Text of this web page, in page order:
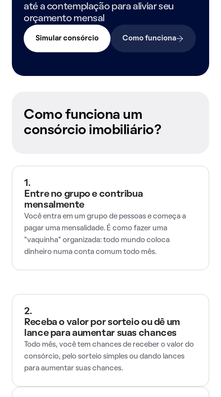
até a contemplação para aliviar seu
orçamento mensal
Simular consórcio Como funciona
Como funciona um
consórcio imobiliário?
1.
Entre no grupo e contribua
mensalmente
Você entra em um grupo de pessoas e começa a
pagar uma mensalidade. É como fazer uma
"vaquinha" organizada: todo mundo coloca
dinheiro numa conta comum todo mês.
2.
Receba o valor por sorteio ou dê um
lance para aumentar suas chances
Todo mês, você tem chances de receber o valor do
consórcio, pelo sorteio simples ou dando lances
para aumentar suas chances.